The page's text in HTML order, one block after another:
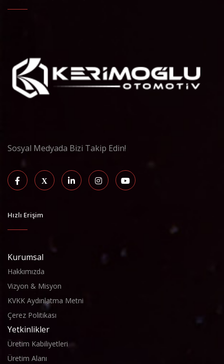
Sosyal Medyada Bizi Takip Edin!
Hızlı Erişim
Kurumsal
Hakkımızda
Vizyon & Misyon
KVKK Aydınlatma Metni
Çerez Politikası
Yetkinlikler
Üretim Kabiliyetleri
Üretim Alanı